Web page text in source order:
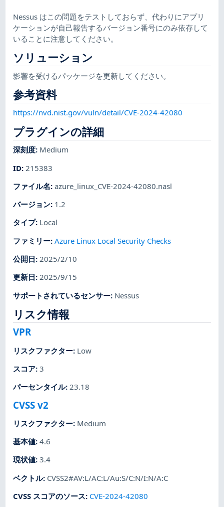
Nessus はこの問題をテストしておらず、代わりにアプリ
ケーションが自己報告するバージョン番号にのみ依存して
いることに注意してください。
ソリューション
影響を受けるパッケージを更新してください。
参考資料
https://nvd.nist.gov/vuln/detail/CVE-2024-42080
プラグインの詳細
深刻度: Medium
ID: 215383
ファイル名:azure_linux_CVE-2024-42080.nasl
バージョン: 1.2
タイプ: Local
ファミリー:Azure Linux Local Security Checks
公開日:2025/2/10
更新日:2025/9/15
サポートされているセンサー: Nessus
リスク情報
VPR
リスクファクター: Low
スコア:3
パーセンタイル:23.18
CVSS v2
リスクファクター: Medium
基本値:4.6
現状値:3.4
ベクトル: CVSS2#AV:L/AC:L/Au:S/C:N/I:N/A:C
CVSS スコアのソース: CVE-2024-42080